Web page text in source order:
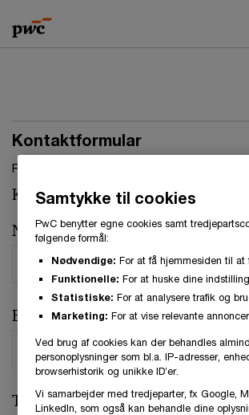
to
content
to
footer
Kontaktformular
Felter, markeret med stjerne, skal
Kontaktperson:Anne-Sophie
Navn*
E-mail*
Telefonnummer
Samtykke til cookies
PwC benytter egne cookies samt
følgende formål:
Nødvendige: For at få hjemmesiden til at
Funktionelle: For at huske dine
Statistiske: For at analysere trafik og
Marketing: For at vise relevante annoncer
Ved brug af cookies kan der behandles
personoplysninger som bl.a. IP-adresser,
browserhistorik og unikke ID’er.
Vi samarbejder med tredjeparter, fx Google,
LinkedIn, som også kan behandle dine